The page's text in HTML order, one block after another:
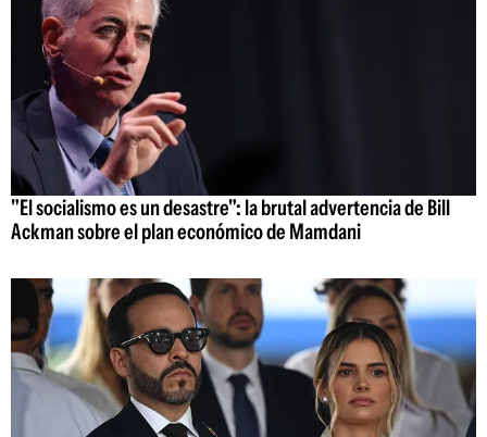
"El socialismo es un desastre": la brutal advertencia de Bill
Ackman sobre el plan económico de Mamdani